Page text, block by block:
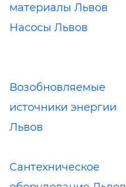
материалы Львов
Насосы Львов
Возобновляемые
источники энергии
Львов
Сантехническое